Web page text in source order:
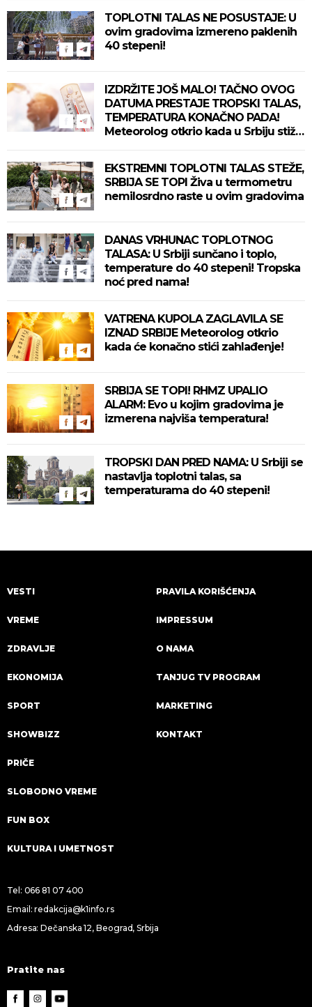
TOPLOTNI TALAS NE POSUSTAJE: U
ovim gradovima izmereno paklenih
40 stepeni!
IZDRŽITE JOŠ MALO! TAČNO OVOG
DATUMA PRESTAJE TROPSKI TALAS,
TEMPERATURA KONAČNO PADA!
Meteorolog otkrio kada u Srbiju stiže
EKSTREMNI TOPLOTNI TALAS STEŽE,
SRBIJA SE TOPI Živa u termometru
nemilosrdno raste u ovim gradovima
DANAS VRHUNAC TOPLOTNOG
TALASA: U Srbiji sunčano i toplo,
temperature do 40 stepeni! Tropska
noć pred nama!
VATRENA KUPOLA ZAGLAVILA SE
IZNAD SRBIJE Meteorolog otkrio
kada će konačno stići zahlađenje!
SRBIJA SE TOPI! RHMZ UPALIO
ALARM: Evo u kojim gradovima je
izmerena najviša temperatura!
TROPSKI DAN PRED NAMA: U Srbiji se
nastavlja toplotni talas, sa
temperaturama do 40 stepeni!
VESTI
VREME
ZDRAVLJE
EKONOMIJA
SPORT
SHOWBIZZ
PRIČE
SLOBODNO VREME
FUN BOX
KULTURA I UMETNOST
PRAVILA KORIŠĆENJA
IMPRESSUM
O NAMA
TANJUG TV PROGRAM
MARKETING
KONTAKT
Tel: 066 81 07 400
Email:redakcija@k1info.rs
Adresa: Dečanska 12, Beograd, Srbija
Pratite nas